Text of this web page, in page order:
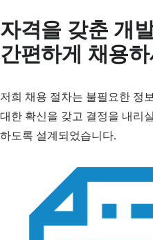
자격을 갖춘 개
간편하게 채용
저희 채용 절차는 불필요한 정
대한 확신을 갖고 결정을 내리
하도록 설계되었습니다.